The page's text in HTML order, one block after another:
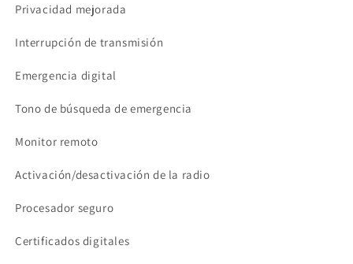
Privacidad mejorada
Interrupción de transmisión
Emergencia digital
Tono de búsqueda de emergencia
Monitor remoto
Activación/desactivación de la radio
Procesador seguro
Certificados digitales